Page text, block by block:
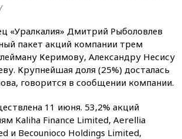
«Уралкалия» Дмитрий Рыболовлев
пакет акций компании трем
Керимову, Александру Несису
Крупнейшая доля (25%) досталась
говорится в сообщении компании.
11 июня. 53,2% акций
Kaliha Finance Limited, Aerellia
и Becounioco Holdings Limited,